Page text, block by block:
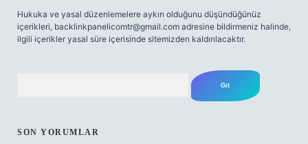
Hukuka ve yasal düzenlemelere aykırı olduğunu düşündüğünüz
içerikleri, backlinkpanelicomtr@gmail.com adresine bildirmeniz halinde,
ilgili içerikler yasal süre içerisinde sitemizden kaldırılacaktır.
SON YORUMLAR